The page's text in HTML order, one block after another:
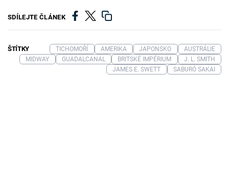
SDÍLEJTE ČLÁNEK
ŠTÍTKY TICHOMOŘÍ AMERIKA JAPONSKO
AUSTRÁLIE
MIDWAY
GUADALCANAL BRITSKÉ IMPÉRIUM
J. L. SMITH
JAMES E. SWETT
SABURÓ SAKAI